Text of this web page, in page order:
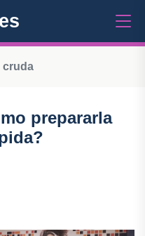
cruda
prepararla